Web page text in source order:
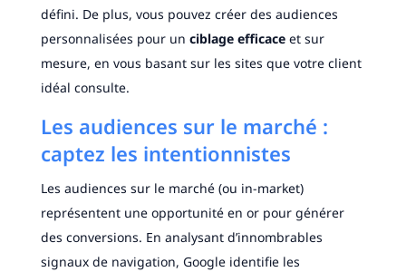
défini. De plus, vous pouvez créer des audiences
personnalisées pour un ciblage efficaceet sur
mesure, en vous basant sur les sites que votre client
idéal consulte.
Les audiences sur le marché :
captez les intentionnistes
Les audiences sur le marché (ou in-market)
représentent une opportunité en or pour générer
des conversions. En analysant d’innombrables
signaux de navigation, Google identifie les